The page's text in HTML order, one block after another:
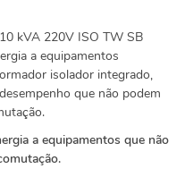
kVA 220V ISO TW SB
a equipamentos
isolador integrado,
que não podem
a equipamentos que não